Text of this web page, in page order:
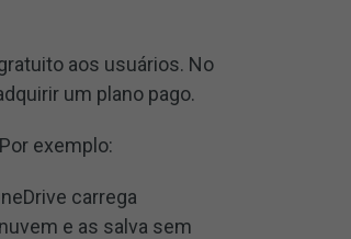
aos usuários. No
um plano pago.
exemplo:
carrega
e as salva sem